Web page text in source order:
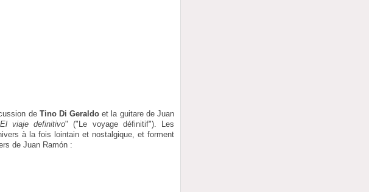
de Tino Di Geraldo et la guitare de Juan
El viaje definitivo" ("Le voyage définitif"). Les
à la fois lointain et nostalgique, et forment
de Juan Ramón :